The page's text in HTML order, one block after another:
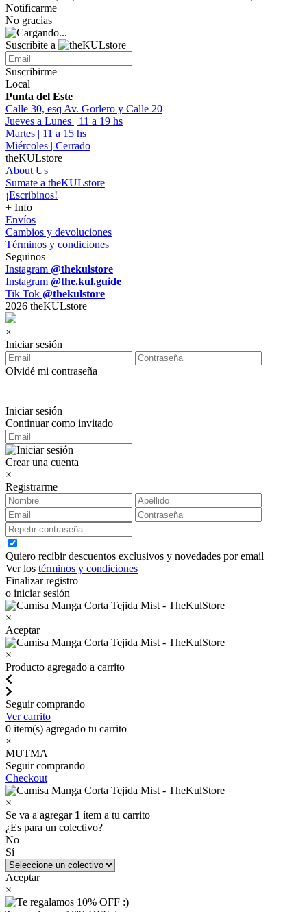
Notificarme
No gracias
Suscribite a
Suscribirme
Local
Punta del Este
Calle 30, esq Av. Gorlero y Calle 20
Jueves a Lunes | 11 a 19 hs
Martes | 11 a 15 hs
Miércoles | Cerrado
theKULstore
About Us
Sumate a theKULstore
¡Escribinos!
+ Info
Envíos
Cambios y devoluciones
Términos y condiciones
Seguinos
Instagram @thekulstore
Instagram @the.kul.guide
Tik Tok @thekulstore
2026 theKULstore
×
Iniciar sesión
Olvidé mi contraseña
Iniciar sesión
Continuar como invitado
Crear una cuenta
×
Registrarme
Quiero recibir descuentos exclusivos y novedades por email
Ver los términos y condiciones
Finalizar registro
o iniciar sesión
×
Aceptar
×
Producto agregado a carrito
Seguir comprando
Ver carrito
0 item(s) agregado tu carrito
×
MUTMA
Seguir comprando
Checkout
×
Se va a agregar 1 ítem a tu carrito
¿Es para un colectivo?
No
Sí
Aceptar
×